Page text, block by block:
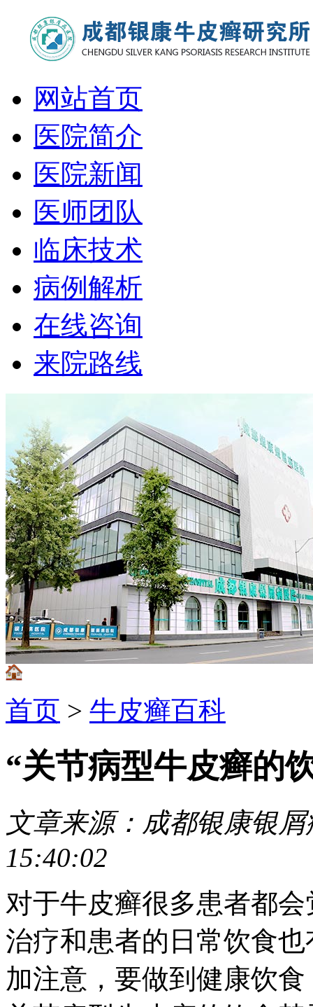
网站首页
医院简介
医院新闻
医师团队
临床技术
病例解析
在线咨询
来院路线
首页 > 牛皮癣百科
“关节病型牛皮癣的
文章来源：成都银康银
15:40:02
对于牛皮癣很多患者都
治疗和患者的日常饮食
加注意，要做到健康饮